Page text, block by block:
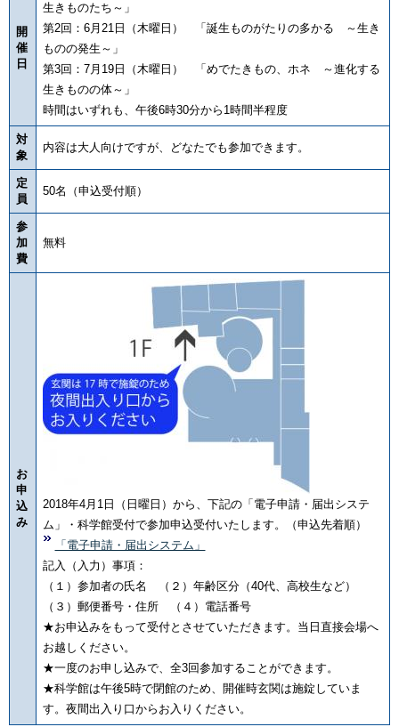
開
催
日
生きものたち～」
第2回：6月21日（木曜日） 「誕生ものがたりの多かる ～生き
ものの発生～」
第3回：7月19日（木曜日） 「めでたきもの、ホネ ～進化する
生きものの体～」
時間はいずれも、午後6時30分から1時間半程度
対
象
内容は大人向けですが、どなたでも参加できます。
定
員
50名（申込受付順）
参
加
費
無料
お
申
込
み
2018年4月1日（日曜日）から、下記の「電子申請・届出システ
ム」・科学館受付で参加申込受付いたします。（申込先着順）
「電子申請・届出システム」
記入（入力）事項：
（１）参加者の氏名 （２）年齢区分（40代、高校生など）
（３）郵便番号・住所 （４）電話番号
★お申込みをもって受付とさせていただきます。当日直接会場へ
お越しください。
★一度のお申し込みで、全3回参加することができます。
★科学館は午後5時で閉館のため、開催時玄関は施錠していま
す。夜間出入り口からお入りください。